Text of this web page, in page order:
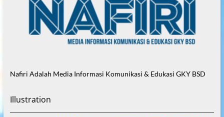
Nafiri Adalah Media Informasi Komunikasi & Edukasi GKY BSD
Illustration